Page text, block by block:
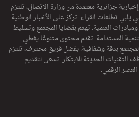
جزائرية معتمدة من وزارة الاتصال، تلتزم
تطلعات القراء. تركز على الأخبار الوطنية
التنمية. تهتم بقضايا المجتمع وتسليط
المستدامة. تقدم محتوى متنوعًا يغطي
بدقة وشفافية. بفضل فريق محترف، تلتزم
التقنيات الحديثة للابتكار. تسعى لتقديم
الرقمي.